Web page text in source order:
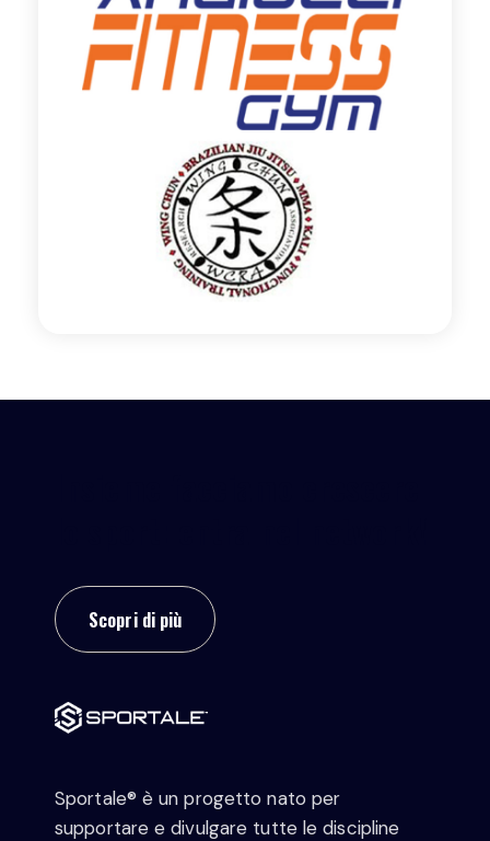
Scopri di più
Sportale® è un progetto nato per
supportare e divulgare tutte le discipline